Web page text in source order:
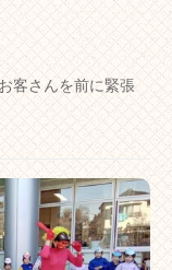
客さんを前に緊張